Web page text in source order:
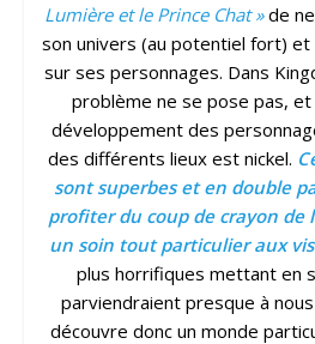
Lumière et le Prince Chat »de
son univers (au potentiel fort)
sur ses personnages. Dans
problème ne se pose pas, et
développement des
des différents lieux est nickel.
sont superbes et en double
profiter du coup de crayon de
un soin tout particulier aux
plus horrifiques mettant en
parviendraient presque à
découvre donc un monde